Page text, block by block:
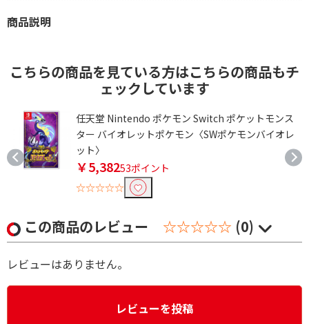
商品説明
こちらの商品を見ている方はこちらの商品もチ
ェックしています
任天堂 Nintendo ポケモン Switch ポケットモンス
ター バイオレットポケモン〈SWポケモンバイオレ
ット〉
￥5,38253ポイント
☆☆☆☆☆
この商品のレビュー ☆☆☆☆☆ (0)
レビューはありません。
レビューを投稿